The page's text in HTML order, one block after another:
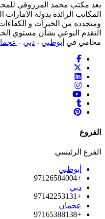
يعد مكتب محمد المرزوقي
المكاتب الرائدة بدولة الامارات
ومتجدده من الخبرات و
التقدم النوعي بشأن مستوي
محامي في أبوظبي - دبي -
الفروع
الفرع الرئيسي
أبوظبي
+97126584004
دبي
+97142253131
عجمان
+97165388138